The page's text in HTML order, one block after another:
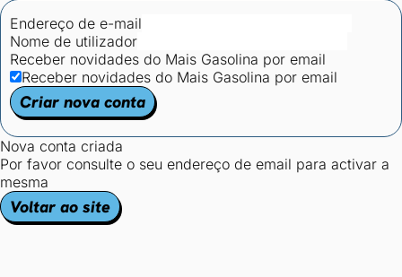
Endereço de e-mail
Nome de utilizador
Receber novidades do Mais Gasolina por email
Receber novidades do Mais Gasolina por email
Criar nova conta
Nova conta criada
Por favor consulte o seu endereço de email para activar a
mesma
Voltar ao site